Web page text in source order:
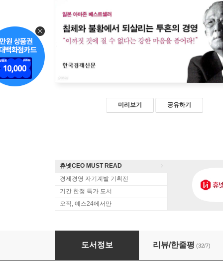
미리보기 공유하기
휴넷CEO MUST READ
경제경영 자기계발 기획전
기간 한정 특가 도서
오직, 예스24에서만
불타는 투혼
도서정보 리뷰/한줄평 (32/7)